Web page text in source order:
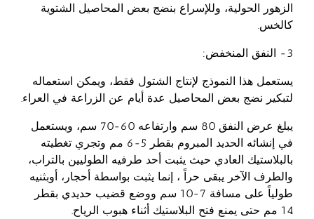
الزهور الحولية، وللإسراع بنضج بعض المحاصيل الشتوية
كالخس.
3- النفق المنخفض:
يستعمل هذا النموذج لإنتاج الشتول فقط، ويمكن استعماله
لتبكير نضج بعض المحاصيل عدة أيام عن الزراعة في العراء.
يبلغ عرض النفق 80 سم وارتفاعه 60-70 سم، ويستعمل
في إنشائه الحديد المبروم بقطر 5-6 مم وتجري تغطيته
بالبلاستيك العادي حيث يثبت أحد طرفيه الطوليين بالتراب،
والطرف الآخر يبقى حراً ، إنما يثبت بواسطة أحجار، أوبثنيه
طولياً على مسافة 7-10 سم ووضع قضيب حديدي بقطر
14 مم حتى يمنع فتح البلاستيك أثناء هبوب الرياح.